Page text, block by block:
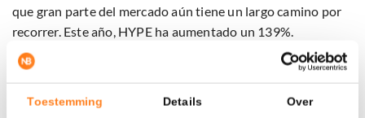
Toestemming Details Over
que gran parte del mercado aún tiene un largo camino por
recorrer. Este año, HYPE ha aumentado un 139%.